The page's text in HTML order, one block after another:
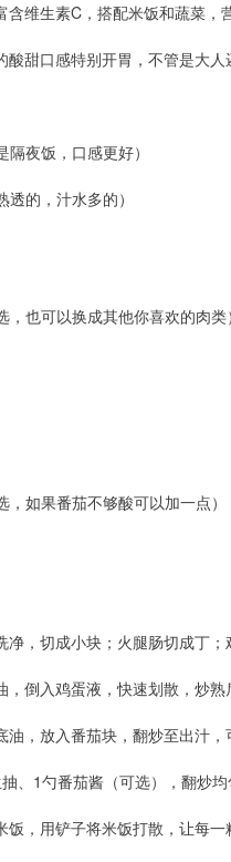
维生素C，搭配米饭和蔬菜，
甜口感特别开胃，不管是大人
夜饭，口感更好）
的，汁水多的）
也可以换成其他你喜欢的肉类）
如果番茄不够酸可以加一点）
，切成小块；火腿肠切成丁；
倒入鸡蛋液，快速划散，炒熟
，放入番茄块，翻炒至出汁，
、1勺番茄酱（可选），翻炒均
，用铲子将米饭打散，让每一